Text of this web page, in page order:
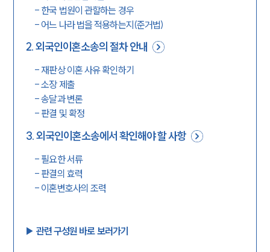
- 한국 법원이 관할하는 경우
- 어느 나라 법을 적용하는지(준거법)
2.외국인이혼소송의 절차 안내
- 재판상 이혼 사유 확인하기
-소장 제출
-송달과 변론
- 판결 및 확정
3.외국인이혼소송에서 확인해야 할 사항
- 필요한 서류
- 판결의 효력
- 이혼변호사의 조력
▶︎ 관련 구성원 바로 보러가기